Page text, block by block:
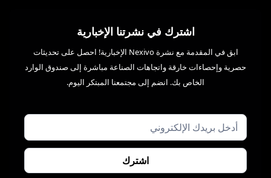
اشترك في نشرتنا الإخبارية
ابق في المقدمة مع نشرة Nexivo الإخبارية! احصل على تحديثات
حصرية وإحصاءات خارقة واتجاهات الصناعة مباشرة إلى صندوق الوارد
الخاص بك. انضم إلى مجتمعنا المبتكر اليوم.